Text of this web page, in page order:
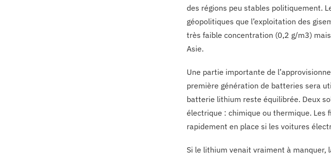
des régions peu stables politiquement.
géopolitiques que l’exploitation des
très faible concentration (0,2 g/m3)
Asie.
Une partie importante de
première génération de batteries sera
batterie lithium reste équilibrée. Deux
électrique : chimique ou thermique. Les
rapidement en place si les voitures
Si le lithium venait vraiment à